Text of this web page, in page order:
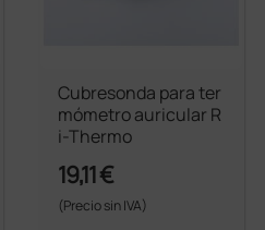
Cubresonda para ter
mómetro auricular R
i-Thermo
19,11 €
(Precio sin IVA)